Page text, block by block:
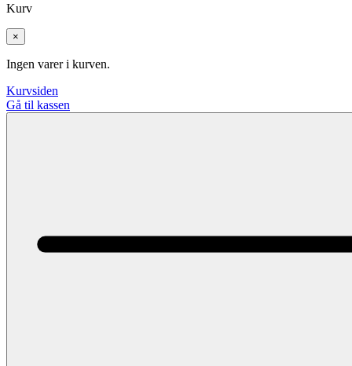
Kurv
×
Ingen varer i kurven.
Kurvsiden
Gå til kassen